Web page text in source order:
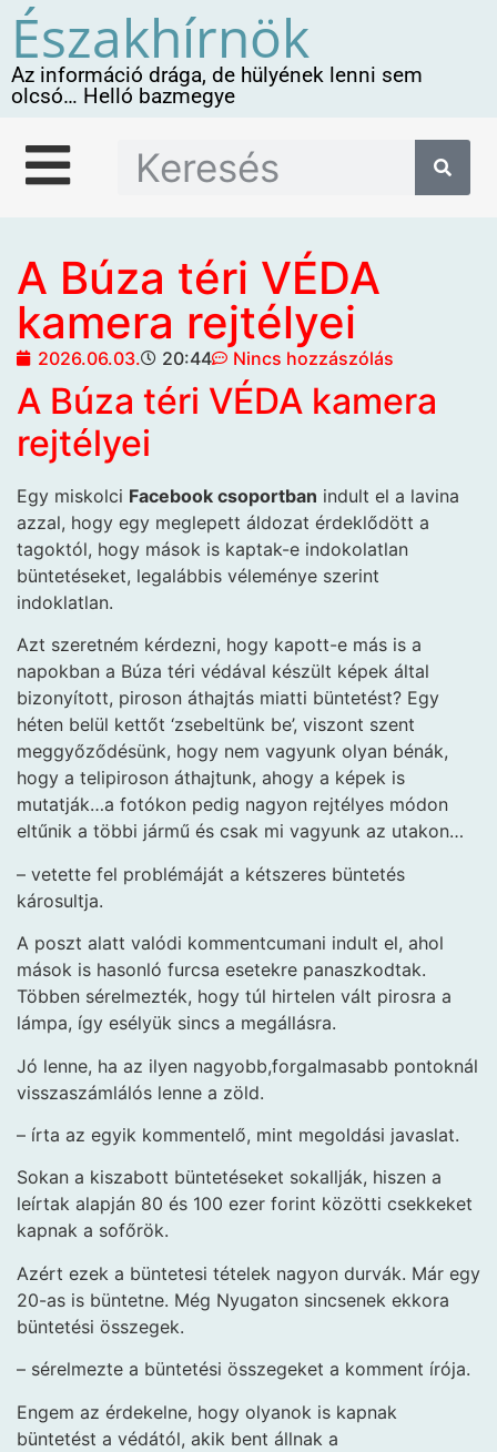
Északhírnök
Az információ drága, de hülyének lenni sem
olcsó… Helló bazmegye
A Búza téri VÉDA
kamera rejtélyei
2026.06.03. 20:44 Nincs hozzászólás
A Búza téri VÉDA kamera
rejtélyei
Egy miskolci Facebook csoportban indult el a lavina
azzal, hogy egy meglepett áldozat érdeklődött a
tagoktól, hogy mások is kaptak-e indokolatlan
büntetéseket, legalábbis véleménye szerint
indoklatlan.
Azt szeretném kérdezni, hogy kapott-e más is a
napokban a Búza téri védával készült képek által
bizonyított, piroson áthajtás miatti büntetést? Egy
héten belül kettőt ‘zsebeltünk be’, viszont szent
meggyőződésünk, hogy nem vagyunk olyan bénák,
hogy a telipiroson áthajtunk, ahogy a képek is
mutatják…a fotókon pedig nagyon rejtélyes módon
eltűnik a többi jármű és csak mi vagyunk az utakon…
– vetette fel problémáját a kétszeres büntetés
károsultja.
A poszt alatt valódi kommentcumani indult el, ahol
mások is hasonló furcsa esetekre panaszkodtak.
Többen sérelmezték, hogy túl hirtelen vált pirosra a
lámpa, így esélyük sincs a megállásra.
Jó lenne, ha az ilyen nagyobb,forgalmasabb pontoknál
visszaszámlálós lenne a zöld.
– írta az egyik kommentelő, mint megoldási javaslat.
Sokan a kiszabott büntetéseket sokallják, hiszen a
leírtak alapján 80 és 100 ezer forint közötti csekkeket
kapnak a sofőrök.
Azért ezek a büntetesi tételek nagyon durvák. Már egy
20-as is büntetne. Még Nyugaton sincsenek ekkora
büntetési összegek.
– sérelmezte a büntetési összegeket a komment írója.
Engem az érdekelne, hogy olyanok is kapnak
büntetést a védától, akik bent állnak a